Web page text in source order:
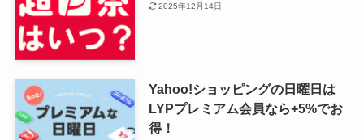
2025年12月14日
Yahoo!ショッピングの日曜日は
LYPプレミアム会員なら+5%でお
得！